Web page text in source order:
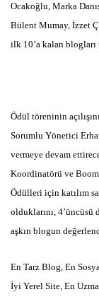
Ocakoğlu, Marka
Bülent Mumay, İzzet
ilk 10’a kalan
Ödül töreninin
Sorumlu Yönetici
vermeye devam
Koordinatörü ve
Ödülleri için katılım
olduklarını, 4’üncüsü
aşkın blogun
En Tarz Blog, En
İyi Yerel Site, En